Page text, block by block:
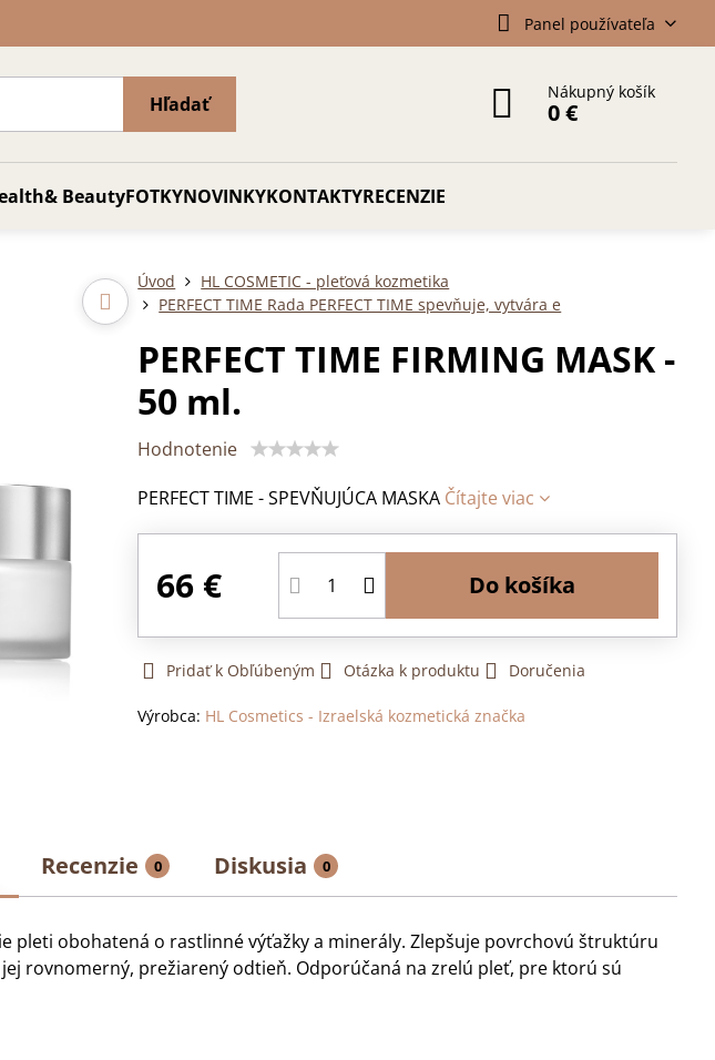
Panel používateľa
Hľadať
Nákupný košík
0 €
BeautyFOTKYNOVINKYKONTAKTYRECENZIE
Úvod
HL COSMETIC - pleťová kozmetika
PERFECT TIME Rada PERFECT TIME spevňuje, vytvára e
PERFECT TIME FIRMING MASK -
50 ml.
Hodnotenie
PERFECT TIME - SPEVŇUJÚCA MASKA Čítajte viac
66 € Do košíka
Pridať k Obľúbeným Otázka k produktu Doručenia
Výrobca: HL Cosmetics - Izraelská kozmetická značka
Recenzie 0 Diskusia 0
pleti obohatená o rastlinné výťažky a minerály. Zlepšuje povrchovú štruktúru
rovnomerný, prežiarený odtieň. Odporúčaná na zrelú pleť, pre ktorú sú